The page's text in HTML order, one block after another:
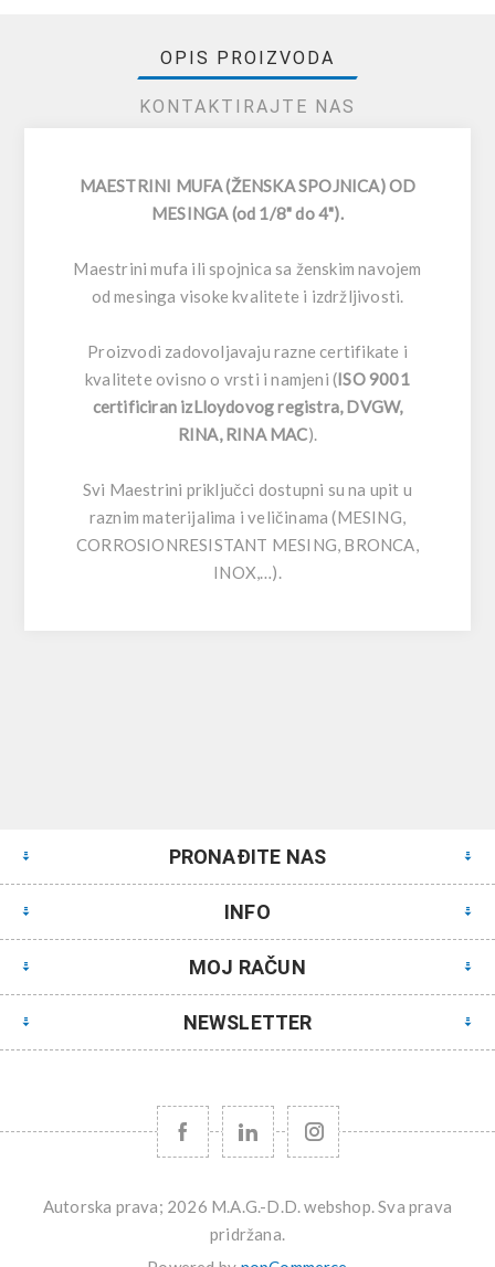
OPIS PROIZVODA
KONTAKTIRAJTE NAS
MAESTRINI MUFA (ŽENSKA SPOJNICA) OD
MESINGA (od 1/8" do 4").
Maestrini mufa ili spojnica sa ženskim navojem
od mesinga visoke kvalitete i izdržljivosti.
Proizvodi zadovoljavaju razne certifikate i
kvalitete ovisno o vrsti i namjeni (ISO 9001
certificiran izLloydovog registra, DVGW,
RINA, RINA MAC).
Svi Maestrini priključci dostupni su na upit u
raznim materijalima i veličinama (MESING,
CORROSIONRESISTANT MESING, BRONCA,
INOX,…).
PRONAĐITE NAS
INFO
MOJ RAČUN
NEWSLETTER
Autorska prava; 2026 M.A.G.-D.D. webshop. Sva prava
pridržana.